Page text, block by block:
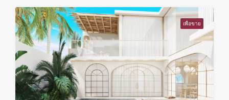
อังคาร
18
ส.ค.
พุธ
19
ส.ค.
เพื่อขาย